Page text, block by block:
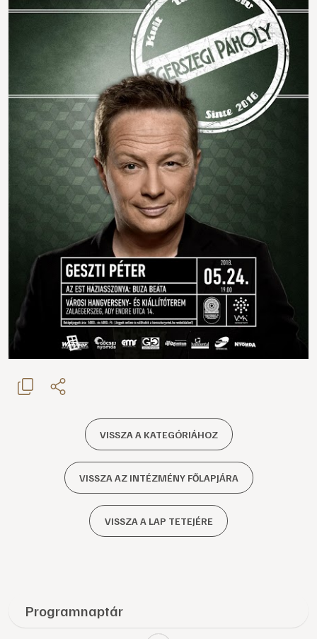
VISSZA A KATEGÓRIÁHOZ
VISSZA AZ INTÉZMÉNY FŐLAPJÁRA
VISSZA A LAP TETEJÉRE
Programnaptár